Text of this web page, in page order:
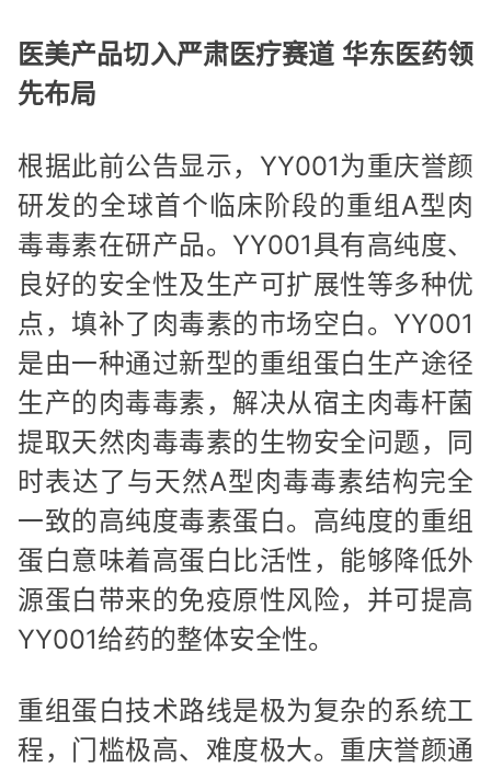
医美产品切入严肃医疗赛道 华东医药领
先布局
根据此前公告显示，YY001为重庆誉颜
研发的全球首个临床阶段的重组A型肉
毒毒素在研产品。YY001具有高纯度、
良好的安全性及生产可扩展性等多种优
点，填补了肉毒素的市场空白。YY001
是由一种通过新型的重组蛋白生产途径
生产的肉毒毒素，解决从宿主肉毒杆菌
提取天然肉毒毒素的生物安全问题，同
时表达了与天然A型肉毒毒素结构完全
一致的高纯度毒素蛋白。高纯度的重组
蛋白意味着高蛋白比活性，能够降低外
源蛋白带来的免疫原性风险，并可提高
YY001给药的整体安全性。
重组蛋白技术路线是极为复杂的系统工
程，门槛极高、难度极大。重庆誉颜通